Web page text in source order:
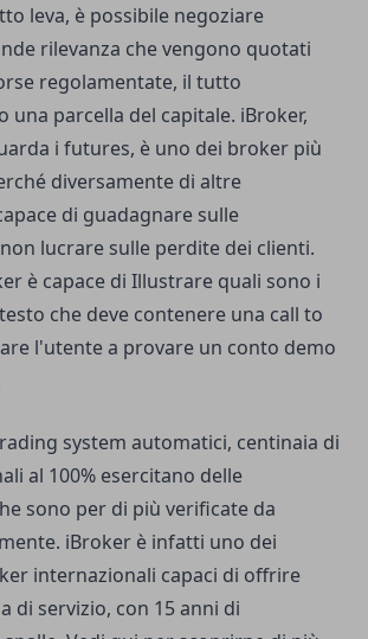
leva, è possibile negoziare
rilevanza che vengono quotati
regolamentate, il tutto
una parcella del capitale. iBroker,
i futures, è uno dei broker più
diversamente di altre
di guadagnare sulle
lucrare sulle perdite dei clienti.
è capace di Illustrare quali sono i
che deve contenere una call to
l'utente a provare un conto demo
system automatici, centinaia di
al 100% esercitano delle
sono per di più verificate da
iBroker è infatti uno dei
internazionali capaci di offrire
di servizio, con 15 anni di